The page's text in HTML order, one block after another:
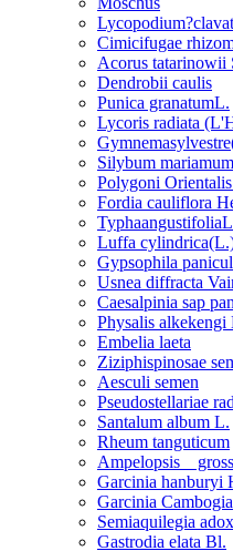
Cimicifugae
Acorus tatarinowii
Dendrobii caulis
Punica granatumL.
Lycoris radiata
Silybum
Polygoni
Fordia cauliflora
Luffa
Gypsophila
Usnea diffracta
Caesalpinia sap
Physalis alkekengi
Embelia laeta
Ziziphispinosae
Aesculi semen
Pseudostellariae
Santalum album L.
Rheum tanguticum
Ampelopsis
Garcinia hanburyi
Garcinia Cambogia
Semiaquilegia
Gastrodia elata Bl.